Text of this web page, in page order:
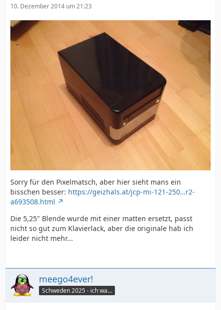
10. Dezember 2014 um 21:23
Sorry für den Pixelmatsch, aber hier sieht mans ein
bisschen besser: https://geizhals.at/jcp-mi-121-250…r2-
a693508.html
Die 5,25" Blende wurde mit einer matten ersetzt, passt
nicht so gut zum Klavierlack, aber die originale hab ich
leider nicht mehr...
meego4ever!
Schweden 2025 - ich war da :seufz: